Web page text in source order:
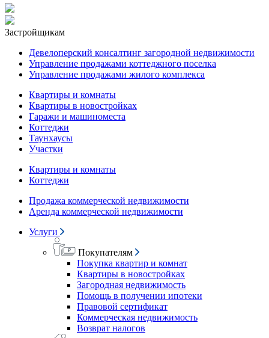
Застройщикам
Девелоперский консалтинг загородной недвижимости
Управление продажами коттеджного поселка
Управление продажами жилого комплекса
Квартиры и комнаты
Квартиры в новостройках
Гаражи и машиноместа
Коттеджи
Таунхаусы
Участки
Квартиры и комнаты
Коттеджи
Продажа коммерческой недвижимости
Аренда коммерческой недвижимости
Услуги
Покупателям
Покупка квартир и комнат
Квартиры в новостройках
Загородная недвижимость
Помощь в получении ипотеки
Правовой сертификат
Коммерческая недвижимость
Возврат налогов